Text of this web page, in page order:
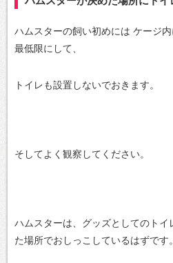
ハムスターの飼い初めには ケージ
最低限にして、
トイレも設置しないでおきます。
そしてよく観察してください。
ハムスターは、グッズとしてのトイ
た場所でおしっこしているはずです。